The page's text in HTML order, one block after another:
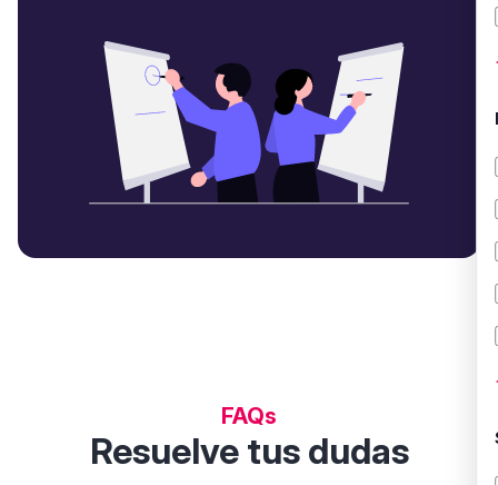
FAQs
Resuelve tus dudas